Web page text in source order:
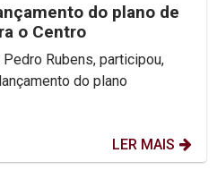
do plano de
o Centro
Rubens, participou,
do plano
LER MAIS